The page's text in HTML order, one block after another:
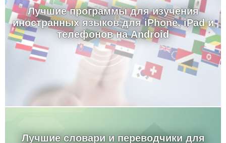
Лучшие программы для изучения
иностранных языков для iPhone, iPad и
телефонов на Android
Лучшие словари и переводчики для